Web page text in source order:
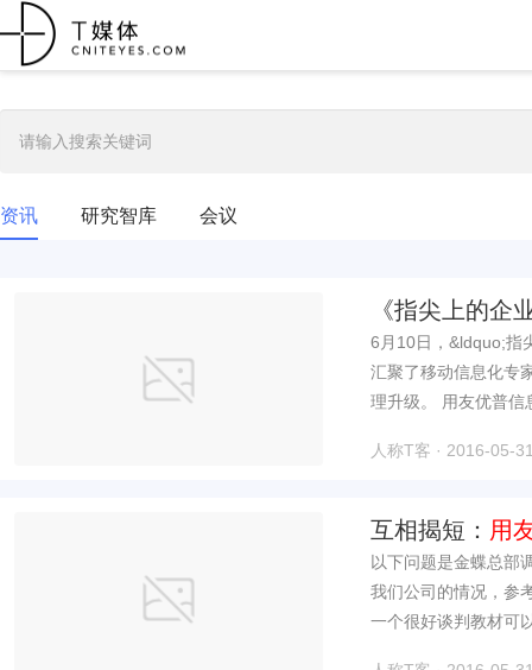
资讯 研究智库 会议
《指尖上的企
6月10日，&ldquo;指
汇聚了移动信息化专
理升级。 用友
人称T客 · 2016-05-
互相揭短： 用
以下问题是金蝶总部
我们公司的情况，参
一个很好谈判教材可